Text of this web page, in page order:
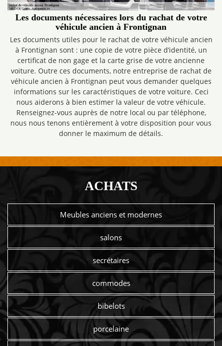
Les documents nécessaires lors du rachat de votre
véhicule ancien à Frontignan
Les documents utiles pour le rachat de votre véhicule ancien
à Frontignan sont : une copie de votre pièce d’identité, un
certificat de non gage et la carte grise de votre ancienne
voiture. Outre ces documents, notre entreprise de rachat de
véhicule ancien à Frontignan peut vous demander quelques
informations sur les caractéristiques de votre voiture. Ceci
nous aiderons à bien estimer la valeur de votre véhicule.
Renseignez-vous auprès de notre local ou par téléphone,
nous nous tenons entièrement à votre disposition pour vous
donner le maximum de détails.
ACHATS
Meubles anciens et modernes
salons
secrétaires
commodes
bibelots
porcelaine